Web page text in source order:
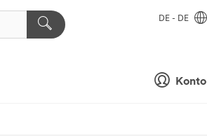
Konto
DE - DE